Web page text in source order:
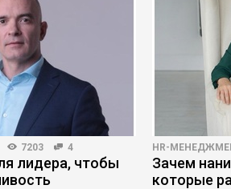
7203 4
лидера, чтобы
HR-
Зачем
которые